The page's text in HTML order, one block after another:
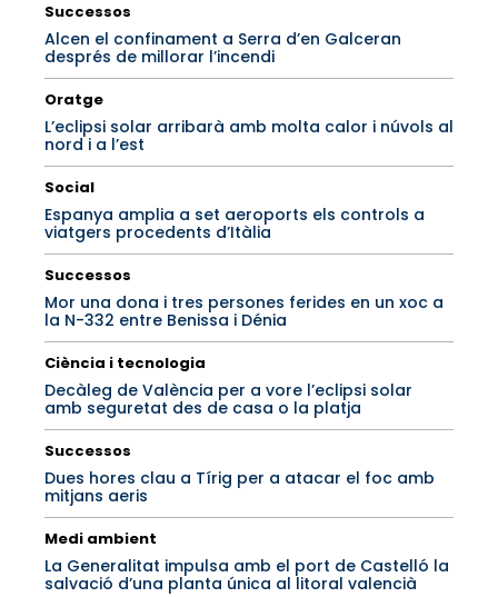
Successos
Alcen el confinament a Serra d’en Galceran
després de millorar l’incendi
Oratge
L’eclipsi solar arribarà amb molta calor i núvols al
nord i a l’est
Social
Espanya amplia a set aeroports els controls a
viatgers procedents d’Itàlia
Successos
Mor una dona i tres persones ferides en un xoc a
la N-332 entre Benissa i Dénia
Ciència i tecnologia
Decàleg de València per a vore l’eclipsi solar
amb seguretat des de casa o la platja
Successos
Dues hores clau a Tírig per a atacar el foc amb
mitjans aeris
Medi ambient
La Generalitat impulsa amb el port de Castelló la
salvació d’una planta única al litoral valencià